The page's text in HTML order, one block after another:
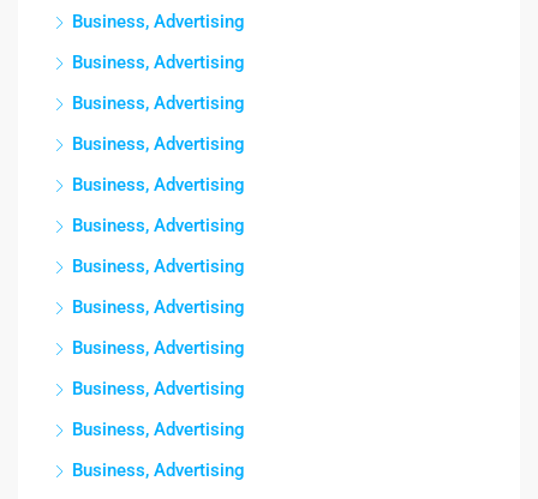
Business, Advertising
Business, Advertising
Business, Advertising
Business, Advertising
Business, Advertising
Business, Advertising
Business, Advertising
Business, Advertising
Business, Advertising
Business, Advertising
Business, Advertising
Business, Advertising